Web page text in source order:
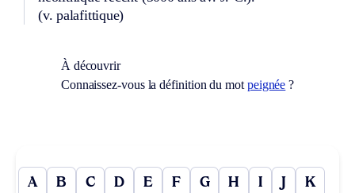
(v. palafittique)
À découvrir
Connaissez-vous la définition du mot peignée ?
A B C D E F G H I J K